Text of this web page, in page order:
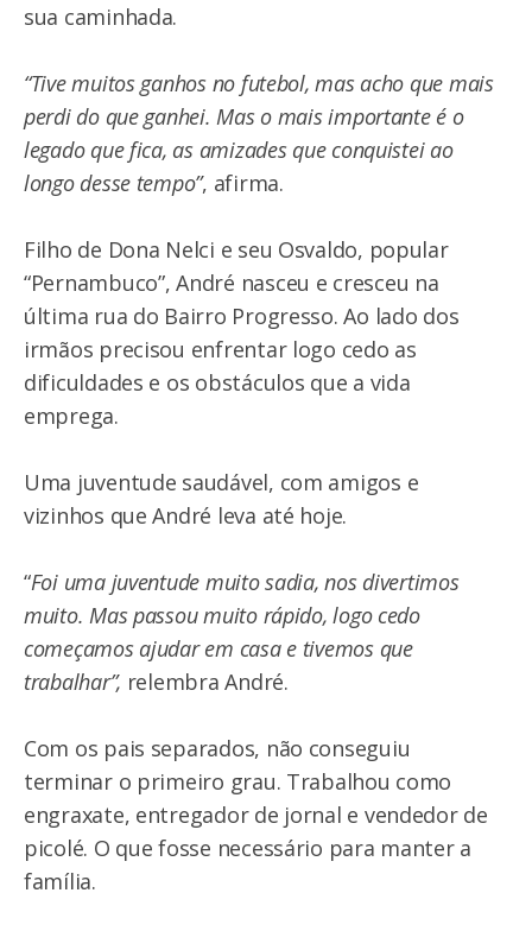
sua caminhada.
“Tive muitos ganhos no futebol, mas acho que mais
perdi do que ganhei. Mas o mais importante é o
legado que fica, as amizades que conquistei ao
longo desse tempo”, afirma.
Filho de Dona Nelci e seu Osvaldo, popular
“Pernambuco”, André nasceu e cresceu na
última rua do Bairro Progresso. Ao lado dos
irmãos precisou enfrentar logo cedo as
dificuldades e os obstáculos que a vida
emprega.
Uma juventude saudável, com amigos e
vizinhos que André leva até hoje.
“Foi uma juventude muito sadia, nos divertimos
muito. Mas passou muito rápido, logo cedo
começamos ajudar em casa e tivemos que
trabalhar”, relembra André.
Com os pais separados, não conseguiu
terminar o primeiro grau. Trabalhou como
engraxate, entregador de jornal e vendedor de
picolé. O que fosse necessário para manter a
família.